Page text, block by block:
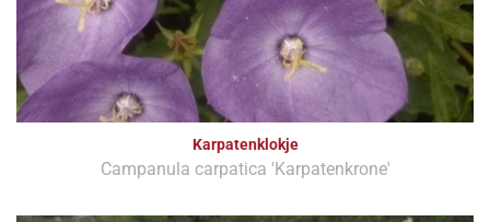
Karpatenklokje
Campanula carpatica 'Karpatenkrone'